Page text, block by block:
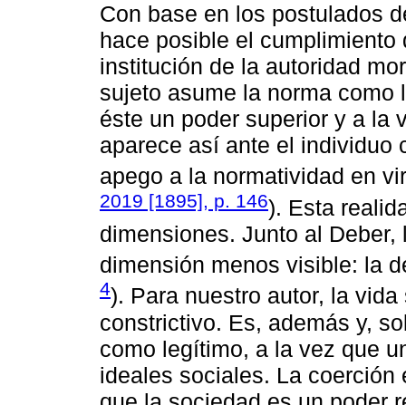
Con base en los postulados
hace posible el
institución de la autoridad
sujeto asume la norma como
éste un poder superior y a la
aparece así ante el individuo
apego a la normatividad en
2019 [1895], p. 146). Esta
dimensiones. Junto al
dimensión menos visible: la
4). Para nuestro autor, la
constrictivo. Es, además y,
como legítimo, a la vez que
ideales sociales. La